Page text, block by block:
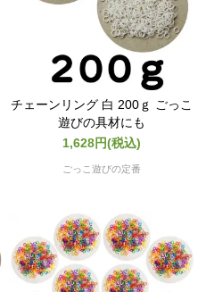
チェーンリング 白 200ｇ ごっこ
遊びの具材にも
1,628円(税込)
ごっこ遊びの定番